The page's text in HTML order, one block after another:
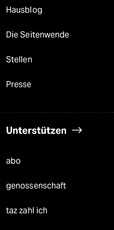
Hausblog
Die Seitenwende
Stellen
Presse
Unterstützen
abo
genossenschaft
taz zahl ich